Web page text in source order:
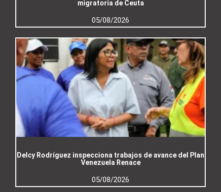
migratoria de Ceuta
05/08/2026
Delcy Rodríguez inspecciona trabajos de avance del Plan
Venezuela Renace
05/08/2026